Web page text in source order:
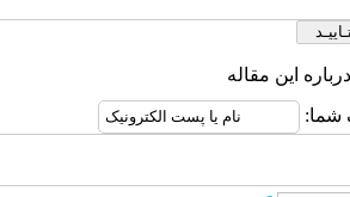
این مقاله
شما: